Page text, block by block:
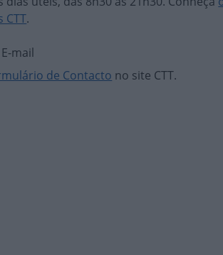
CTT.
E-mail
de Contacto no site CTT.